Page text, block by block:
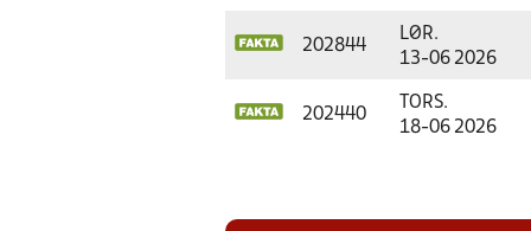
202844
LØR.
13-06 2026
202440
TORS.
18-06 2026